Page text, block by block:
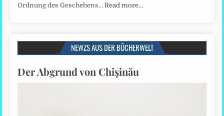
Ordnung des Geschehens…Read more…
NEWZS AUS DER BÜCHERWELT
Der Abgrund von Chişinău